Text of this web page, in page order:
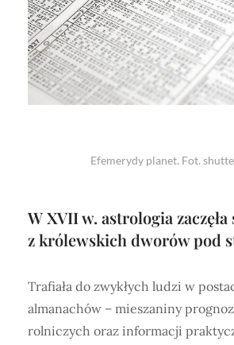
Efemerydy planet. Fot.
W XVII w. astrologia
z królewskich dworów pod
Trafiała do zwykłych ludzi w
almanachów – mieszaniny
rolniczych oraz informacji